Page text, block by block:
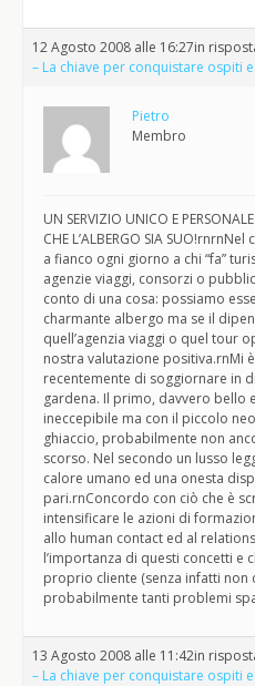
12 Agosto 2008 alle 16:27in
– La chiave per conquistare ospiti e
Pietro
Membro
UN SERVIZIO UNICO E
CHE L’ALBERGO SIA
a fianco ogni giorno a chi “fa”
agenzie viaggi, consorzi o
conto di una cosa: possiamo
charmante albergo ma se il
quell’agenzia viaggi o quel tour
nostra valutazione positiva.rnMi
recentemente di soggiornare in
gardena. Il primo, davvero bello
ineccepibile ma con il piccolo
ghiaccio, probabilmente non
scorso. Nel secondo un lusso
calore umano ed una onesta
pari.rnConcordo con ciò che è
intensificare le azioni di
allo human contact ed al
l’importanza di questi concetti e
proprio cliente (senza infatti
probabilmente tanti problemi
13 Agosto 2008 alle 11:42in
– La chiave per conquistare ospiti e